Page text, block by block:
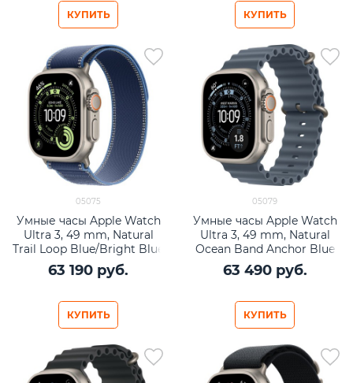
КУПИТЬ КУПИТЬ
05075
Умные часы Apple Watch
Ultra 3, 49 mm, Natural
Trail Loop Blue/Bright Blue
63 190 руб.
КУПИТЬ
05079
Умные часы Apple Watch
Ultra 3, 49 mm, Natural
Ocean Band Anchor Blue
63 490 руб.
КУПИТЬ